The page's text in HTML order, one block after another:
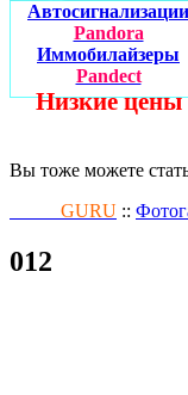
Автосигнализации
Pandora
Иммобилайзеры
Pandect
Низкие цены
Вы тоже можете
GURU ::
012